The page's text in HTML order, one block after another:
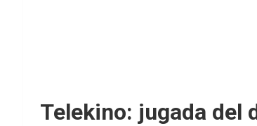
Telekino: jugada del